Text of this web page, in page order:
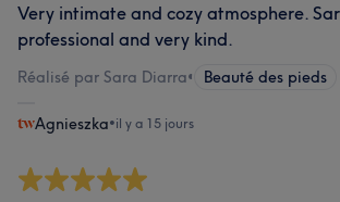
Very intimate and cozy atmosphere.
professional and very kind.
Réalisé par Sara Diarra• Beauté des pieds
Agnieszka•il y a 15 jours